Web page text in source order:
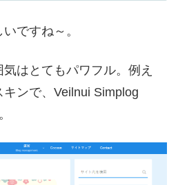
ですね～。
気はとてもパワフル。例え
ンで、Veilnui Simplog